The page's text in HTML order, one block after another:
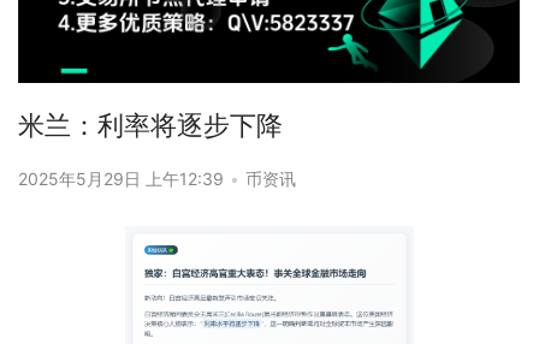
米兰：利率将逐步下降
2025年5月29日 上午12:39 • 币资讯